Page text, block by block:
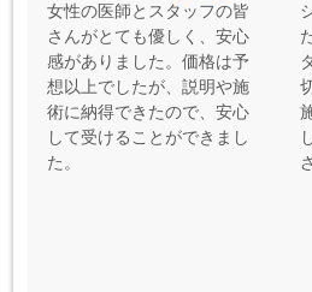
女性の医師とスタッフの皆
さんがとても優しく、安心
感がありました。価格は予
想以上でしたが、説明や施
術に納得できたので、安心
して受けることができまし
た。